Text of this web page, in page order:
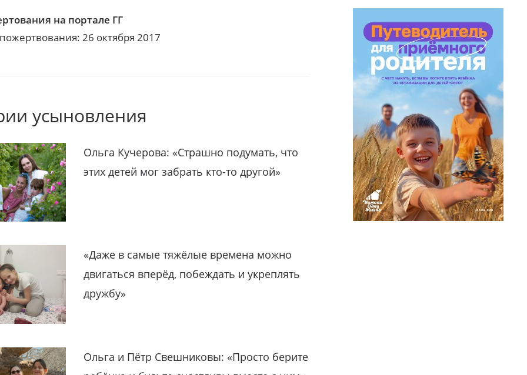
на портале ГГ
26 октября 2017
усыновления
Ольга Кучерова: «Страшно подумать, что
этих детей мог забрать кто-то другой»
«Даже в самые тяжёлые времена можно
двигаться вперёд, побеждать и укреплять
дружбу»
Ольга и Пётр Свешниковы: «Просто берите